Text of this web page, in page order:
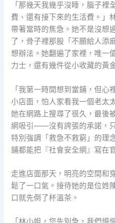
「那幾天我幾乎沒睡，腦子
費、還有接下來的生活費。」
帶著當時的焦急。她不是沒想
了，骨子裡那股「不願給人添
想辦法。她翻遍了家裡，唯一
力士，還有幾件從小收藏的黃
「我第一時間想到當鋪，但
小店面，怕人家看我一個老太
她在網路上搜尋了很久，最後
網吸引——沒有誇張的承諾，
特別強調「救急不救窮」的理
鋪都能把『社會安全網』寫在
走進店面那天，明亮的空間和
鬆了一口氣。接待她的是位姓
口就先倒了杯溫茶。